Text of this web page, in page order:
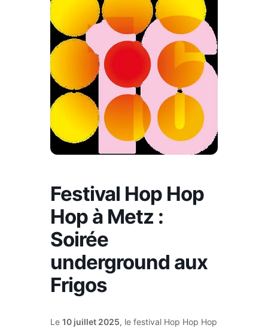
Festival Hop Hop
Hop à Metz :
Soirée
underground aux
Frigos
Le 10 juillet 2025, le festival Hop Hop Hop